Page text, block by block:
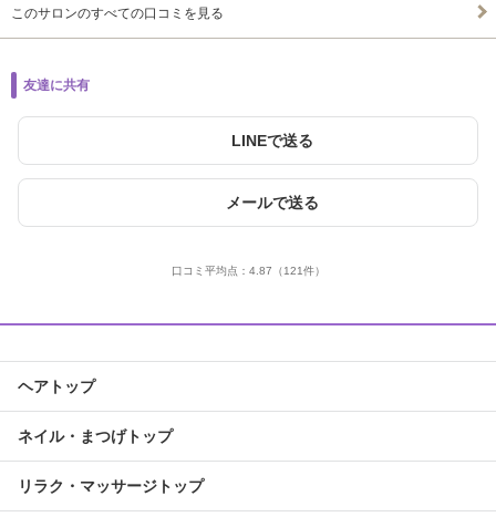
このサロンのすべての口コミを見る
友達に共有
LINEで送る
メールで送る
口コミ平均点： 4.87 （121件）
ヘアトップ
ネイル・まつげトップ
リラク・マッサージトップ